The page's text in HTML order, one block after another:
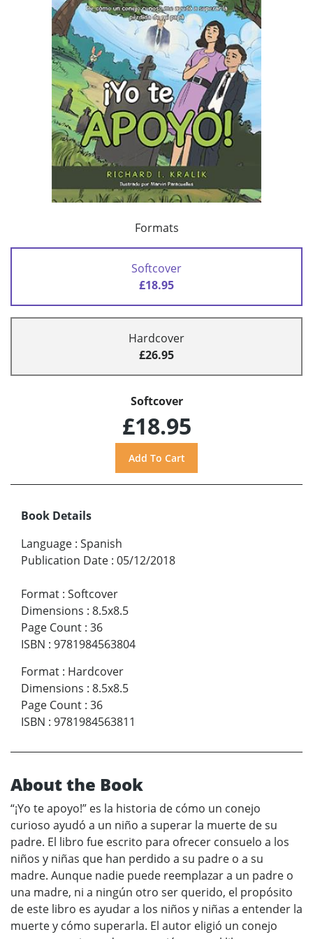
Formats
Softcover
£18.95
Hardcover
£26.95
Softcover
£18.95
Book Details
Language : Spanish
Publication Date : 05/12/2018
Format : Softcover
Dimensions : 8.5x8.5
Page Count : 36
ISBN : 9781984563804
Format : Hardcover
Dimensions : 8.5x8.5
Page Count : 36
ISBN : 9781984563811
About the Book
“¡Yo te apoyo!” es la historia de cómo un conejo
curioso ayudó a un niño a superar la muerte de su
padre. El libro fue escrito para ofrecer consuelo a los
niños y niñas que han perdido a su padre o a su
madre. Aunque nadie puede reemplazar a un padre o
una madre, ni a ningún otro ser querido, el propósito
de este libro es ayudar a los niños y niñas a entender la
muerte y cómo superarla. El autor eligió un conejo